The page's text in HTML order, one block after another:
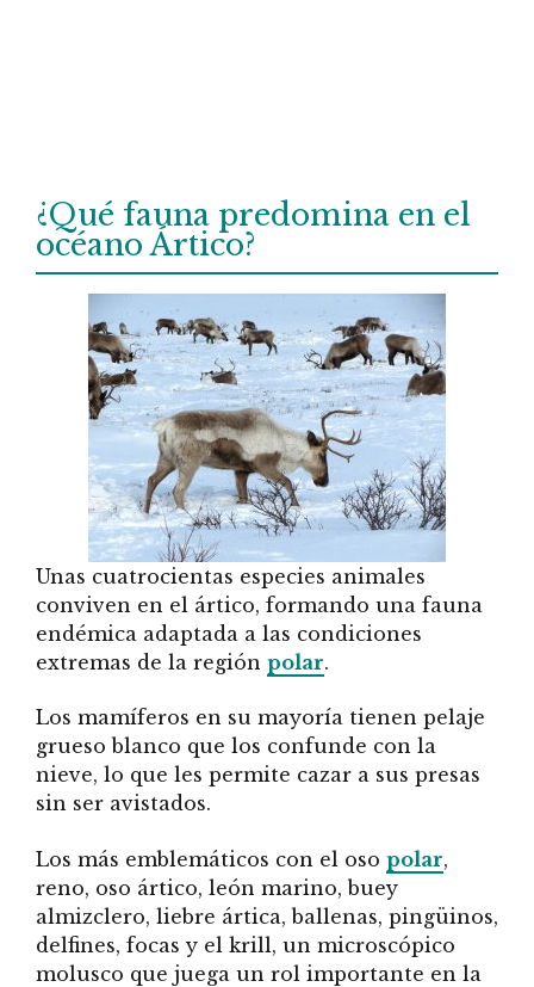
¿Qué fauna predomina en el
océano Ártico?
Unas cuatrocientas especies animales
conviven en el ártico, formando una fauna
endémica adaptada a las condiciones
extremas de la región polar.
Los mamíferos en su mayoría tienen pelaje
grueso blanco que los confunde con la
nieve, lo que les permite cazar a sus presas
sin ser avistados.
Los más emblemáticos con el oso polar,
reno, oso ártico, león marino, buey
almizclero, liebre ártica, ballenas, pingüinos,
delfines, focas y el krill, un microscópico
molusco que juega un rol importante en la